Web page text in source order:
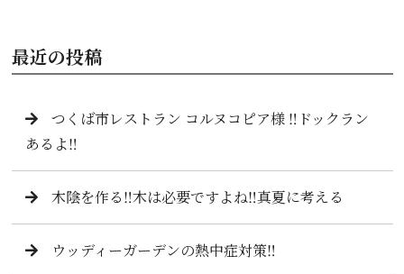
最近の投稿
つくば市レストラン コルヌコピア様 ‼️ドックラン
あるよ‼️
木陰を作る‼️木は必要ですよね‼️真夏に考える
ウッディーガーデンの熱中症対策‼️